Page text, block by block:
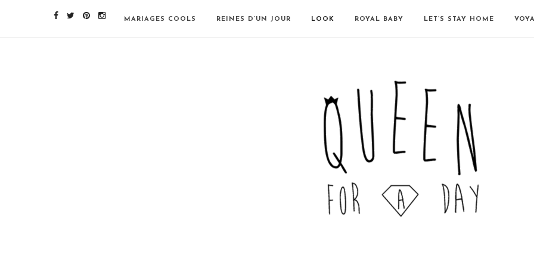
MARIAGES COOLS REINES D’UN JOUR LOOK ROYAL BABY LET’S STAY HOME